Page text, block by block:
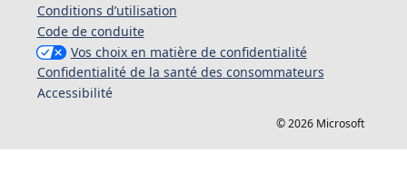
Conditions d’utilisation
Code de conduite
Vos choix en matière de confidentialité
Confidentialité de la santé des consommateurs
Accessibilité
© 2026 Microsoft